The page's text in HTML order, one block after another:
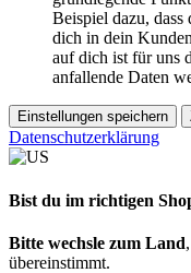
Beispiel dazu,
dich in dein
auf dich ist für uns
anfallende Daten
Einstellungen speichern
Datenschutzerklärung
Bist du im richtigen
Bitte wechsle zum Land
übereinstimmt.